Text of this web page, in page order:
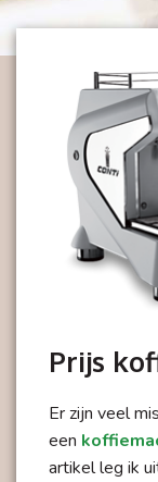
Prijs
Er zijn veel
een
artikel leg ik